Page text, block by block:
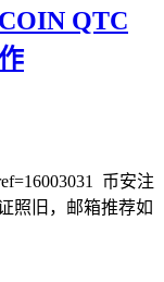
QTC
币安注
照旧，邮箱推荐如